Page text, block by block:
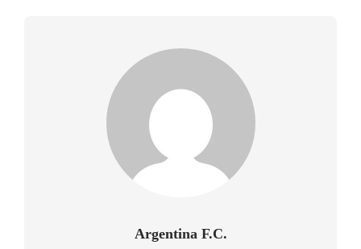
Argentina F.C.